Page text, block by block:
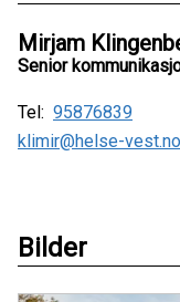
Mirjam
Senior
Tel: 95876839
klimir@helse-vest.no
Bilder